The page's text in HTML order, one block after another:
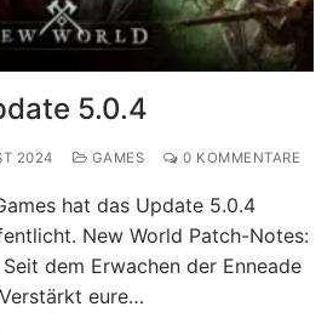
5.0.4
2024 GAMES 0 KOMMENTARE
hat das Update 5.0.4
New World Patch-Notes:
dem Erwachen der Enneade
eure…